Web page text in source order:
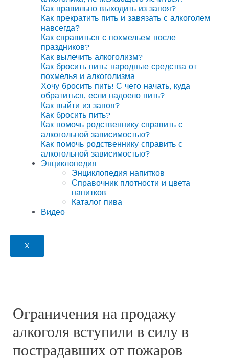
Как правильно выходить из запоя?
Как прекратить пить и завязать с алкоголем
навсегда?
Как справиться с похмельем после
праздников?
Как вылечить алкоголизм?
Как бросить пить: народные средства от
похмелья и алкоголизма
Хочу бросить пить! С чего начать, куда
обратиться, если надоело пить?
Как выйти из запоя?
Как бросить пить?
Как помочь родственнику справить с
алкогольной зависимостью?
Как помочь родственнику справить с
алкогольной зависимостью?
Энциклопедия
Энциклопедия напитков
Справочник плотности и цвета
напитков
Каталог пива
Видео
X
Ограничения на продажу
алкоголя вступили в силу в
пострадавших от пожаров